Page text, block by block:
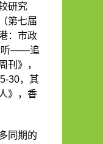
研究
第七届
：市政
——追
刊》，
30，其
》，香
同期的